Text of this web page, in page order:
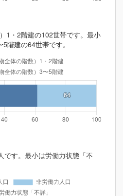
1・2階建の102世帯です。最小
階建の64世帯です。
です。最小は労働力状態「不